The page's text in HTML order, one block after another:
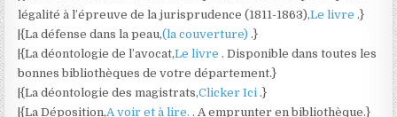
légalité à l’épreuve de la jurisprudence (1811-1863),Le livre.}
|{La défense dans la peau,(la couverture).}
|{La déontologie de l’avocat,Le livre. Disponible dans toutes les
bonnes bibliothèques de votre département.}
|{La déontologie des magistrats,Clicker Ici.}
|{La Déposition,A voir et à lire.. A emprunter en bibliothèque.}